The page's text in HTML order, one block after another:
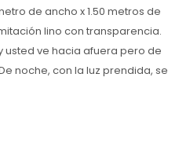
de ancho x 1.50 metros de
lino con transparencia.
usted ve hacia afuera pero de
noche, con la luz prendida, se